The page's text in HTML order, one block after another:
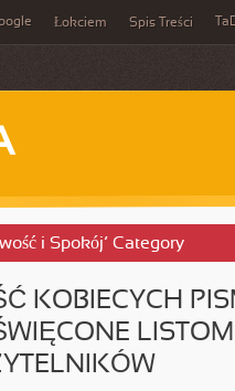
Łokciem Spis Treści
i Spokój’ Category
KOBIECYCH